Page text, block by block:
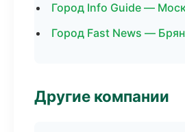
Город Info Guide —
Город Fast News —
Другие компании